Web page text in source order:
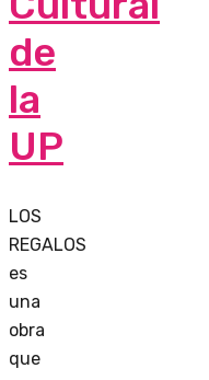
de
la
UP
LOS
REGALOS
es
una
obra
que